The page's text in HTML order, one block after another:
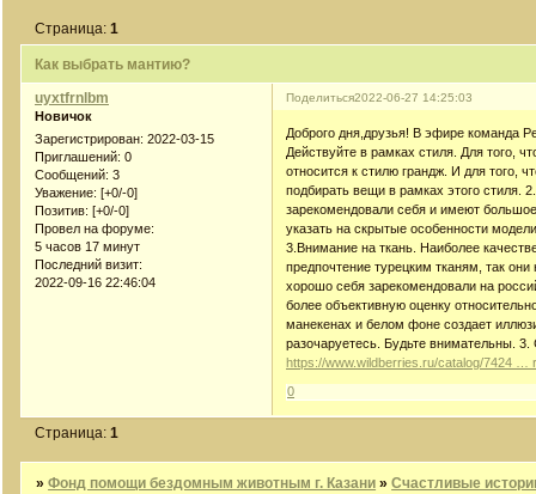
Как выбрать мантию?
Страница:1
Поделиться2022-06-27 14:25:03
uyxtfrnlbm
Новичок
Зарегистрирован: 2022-03-15
Приглашений: 0
Сообщений: 3
Уважение: [+0/-0]
Позитив: [+0/-0]
Провел на форуме:
5 часов 17 минут
Последний визит:
2022-09-16 22:46:04
Доброго дня,друзья! В эфире команда
Действуйте в рамках стиля. Для того,
относится к стилю грандж. И для того,
подбирать вещи в рамках этого стиля.
зарекомендовали себя и имеют
указать на скрытые особенности
3.Внимание на ткань. Наиболее
предпочтение турецким тканям, так
хорошо себя зарекомендовали на
более объективную оценку
манекенах и белом фоне создает
разочаруетесь. Будьте внимательны.
https://www.wildberries.ru/catalog/7424 …
0
Страница:1
»Фонд помощи бездомным животным г. Казани »Счастливые